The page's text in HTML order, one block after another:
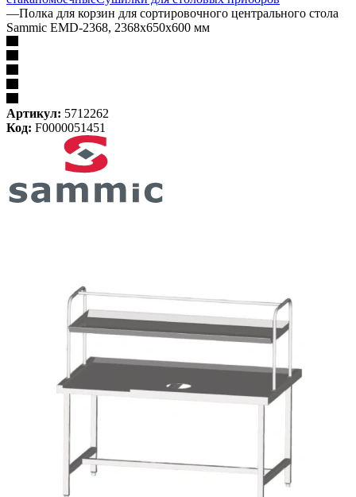
—Полка для корзин для сортировочного центрального стола
Sammic EMD-2368, 2368x650x600 мм
Артикул: 5712262
Код: F0000051451